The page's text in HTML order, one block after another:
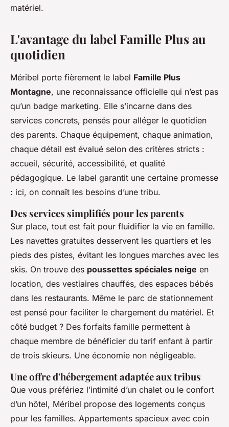
matériel.
L'avantage du label Famille Plus au
quotidien
Méribel porte fièrement le label Famille Plus
Montagne, une reconnaissance officielle qui n’est pas
qu’un badge marketing. Elle s’incarne dans des
services concrets, pensés pour alléger le quotidien
des parents. Chaque équipement, chaque animation,
chaque détail est évalué selon des critères stricts :
accueil, sécurité, accessibilité, et qualité
pédagogique. Le label garantit une certaine promesse
: ici, on connaît les besoins d’une tribu.
Des services simplifiés pour les parents
Sur place, tout est fait pour fluidifier la vie en famille.
Les navettes gratuites desservent les quartiers et les
pieds des pistes, évitant les longues marches avec les
skis. On trouve des poussettes spéciales neige en
location, des vestiaires chauffés, des espaces bébés
dans les restaurants. Même le parc de stationnement
est pensé pour faciliter le chargement du matériel. Et
côté budget ? Des forfaits famille permettent à
chaque membre de bénéficier du tarif enfant à partir
de trois skieurs. Une économie non négligeable.
Une offre d'hébergement adaptée aux tribus
Que vous préfériez l’intimité d’un chalet ou le confort
d’un hôtel, Méribel propose des logements conçus
pour les familles. Appartements spacieux avec coin